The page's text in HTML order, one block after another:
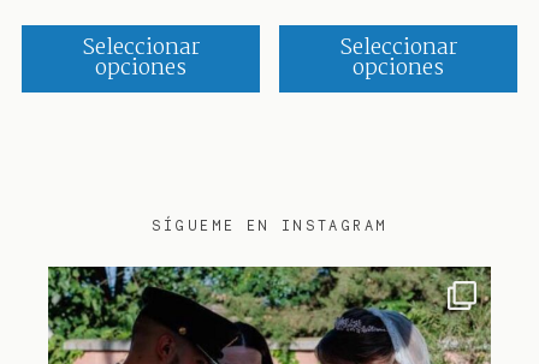
Seleccionar
opciones
Este
producto
se
elegir
en
la
Seleccionar
opciones
SÍGUEME EN INSTAGRAM
lorian.oficiantes